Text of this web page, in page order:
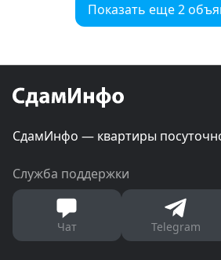
Показать еще 2
СдамИнфо — квартиры
Служба поддержки
Чат Telegram